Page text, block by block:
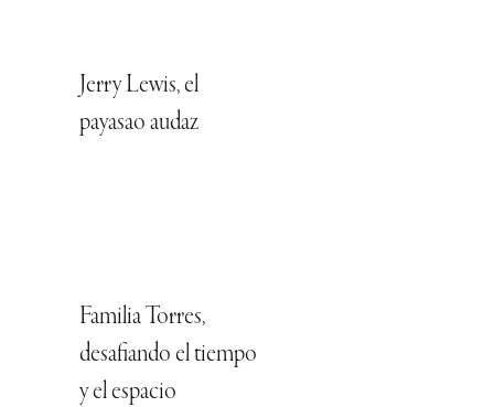
Jerry Lewis, el
payasao audaz
Familia Torres,
desafiando el tiempo
y el espacio